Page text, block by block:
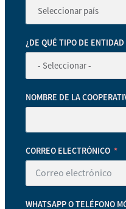
¿DE QUÉ TIPO DE
NOMBRE DE LA
CORREO ELECTRÓNICO
WHATSAPP O TELÉFONO